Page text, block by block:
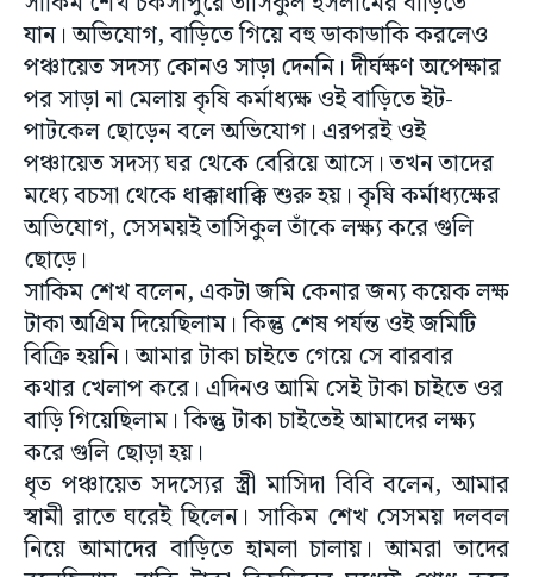
যান। অভিযোগ, বাড়িতে গিয়ে বহু ডাকাডাকি করলেও
পঞ্চায়েত সদস্য কোনও সাড়া দেননি। দীর্ঘক্ষণ অপেক্ষার
পর সাড়া না মেলায় কৃষি কর্মাধ্যক্ষ ওই বাড়িতে ইট-
পাটকেল ছোড়েন বলে অভিযোগ। এরপরই ওই
পঞ্চায়েত সদস্য ঘর থেকে বেরিয়ে আসে। তখন তাদের
মধ্যে বচসা থেকে ধাক্কাধাক্কি শুরু হয়। কৃষি কর্মাধ্যক্ষের
অভিযোগ, সেসময়ই তাসিকুল তাঁকে লক্ষ্য করে গুলি
ছোড়ে।
সাকিম শেখ বলেন, একটা জমি কেনার জন্য কয়েক লক্ষ
টাকা অগ্রিম দিয়েছিলাম। কিন্তু শেষ পর্যন্ত ওই জমিটি
বিক্রি হয়নি। আমার টাকা চাইতে গেয়ে সে বারবার
কথার খেলাপ করে। এদিনও আমি সেই টাকা চাইতে ওর
বাড়ি গিয়েছিলাম। কিন্তু টাকা চাইতেই আমাদের লক্ষ্য
করে গুলি ছোড়া হয়।
ধৃত পঞ্চায়েত সদস্যের স্ত্রী মাসিদা বিবি বলেন, আমার
স্বামী রাতে ঘরেই ছিলেন। সাকিম শেখ সেসময় দলবল
নিয়ে আমাদের বাড়িতে হামলা চালায়। আমরা তাদের